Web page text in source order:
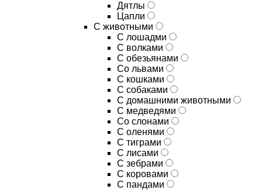
Дятлы
Цапли
С животными
С лошадми
С волками
С обезьянами
Со львами
С кошками
С собаками
С домашними животными
С медведями
Со слонами
С оленями
С тиграми
С лисами
С зебрами
С коровами
С пандами